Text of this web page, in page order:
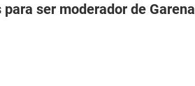
ser moderador de Garena